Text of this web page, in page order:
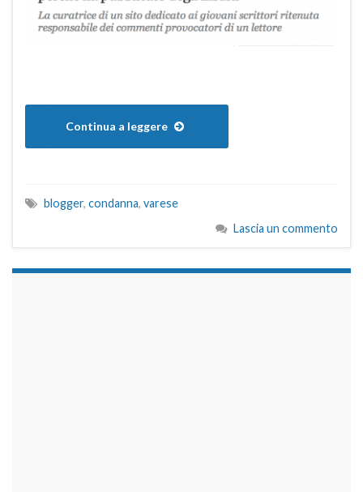
Continua a leggere
blogger, condanna, varese
Lascia un commento